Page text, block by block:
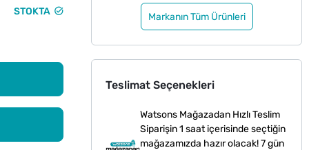
STOKTA Markanın Tüm Ürünleri
Teslimat Seçenekleri
Watsons Mağazadan Hızlı Teslim
Siparişin 1 saat içerisinde seçtiğin
mağazamızda hazır olacak! 7 gün